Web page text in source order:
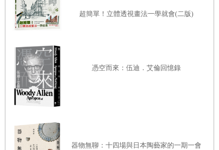
‧裁切設計
‧圖層設計
超簡單！立體透視畫法一學就會(二版)
憑空而來：伍迪．艾倫回憶錄
器物無聊：十四場與日本陶藝家的一期一會